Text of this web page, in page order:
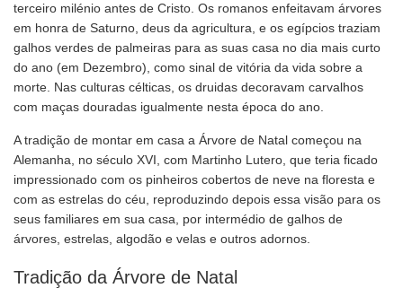
terceiro milénio antes de Cristo. Os romanos enfeitavam árvores
em honra de Saturno, deus da agricultura, e os egípcios traziam
galhos verdes de palmeiras para as suas casa no dia mais curto
do ano (em Dezembro), como sinal de vitória da vida sobre a
morte. Nas culturas célticas, os druidas decoravam carvalhos
com maças douradas igualmente nesta época do ano.
A tradição de montar em casa a Árvore de Natal começou na
Alemanha, no século XVI, com Martinho Lutero, que teria ficado
impressionado com os pinheiros cobertos de neve na floresta e
com as estrelas do céu, reproduzindo depois essa visão para os
seus familiares em sua casa, por intermédio de galhos de
árvores, estrelas, algodão e velas e outros adornos.
Tradição da Árvore de Natal